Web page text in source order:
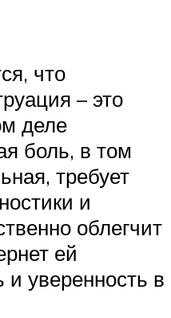
что
– это
деле
боль, в том
требует
и
облегчит
ей
и уверенность в